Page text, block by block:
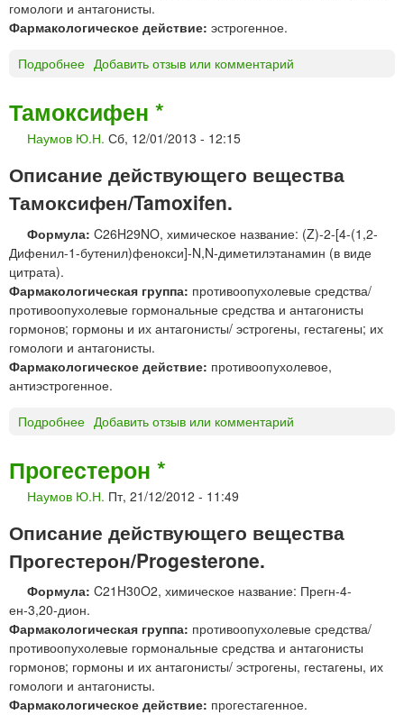
гомологи и антагонисты.
Фармакологическое действие: эстрогенное.
Подробнее
т
р
д
и
о
л
*
Добавить отзыв или комментарий
Тамоксифен *
Наумов Ю.Н. Сб, 12/01/2013 - 12:15
Описание действующего вещества
Тамоксифен/Tamoxifen.
Формула: C26H29NO, химическое название: (Z)-2-[4-(1,2-
Дифенил-1-бутенил)фенокси]-N,N-диметилэтанамин (в виде
цитрата).
Фармакологическая группа: противоопухолевые средства/
противоопухолевые гормональные средства и антагонисты
гормонов; гормоны и их антагонисты/ эстрогены, гестагены; их
гомологи и антагонисты.
Фармакологическое действие: противоопухолевое,
антиэстрогенное.
Подробнее
м
о
с
ф
е
н
*
Добавить отзыв или комментарий
Прогестерон *
Наумов Ю.Н. Пт, 21/12/2012 - 11:49
Описание действующего вещества
Прогестерон/Progesterone.
Формула: C21H30O2, химическое название: Прегн-4-
ен-3,20-дион.
Фармакологическая группа: противоопухолевые средства/
противоопухолевые гормональные средства и антагонисты
гормонов; гормоны и их антагонисты/ эстрогены, гестагены, их
гомологи и антагонисты.
Фармакологическое действие: прогестагенное.